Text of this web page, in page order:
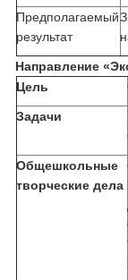
Предполагаемый
результат
Направление
Цель
Задачи
Общешкольные
творческие дела